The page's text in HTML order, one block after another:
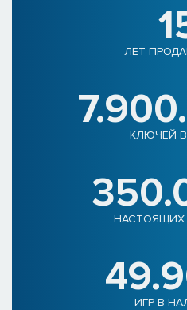
ЛЕТ
КЛЮЧЕЙ
ИГР В